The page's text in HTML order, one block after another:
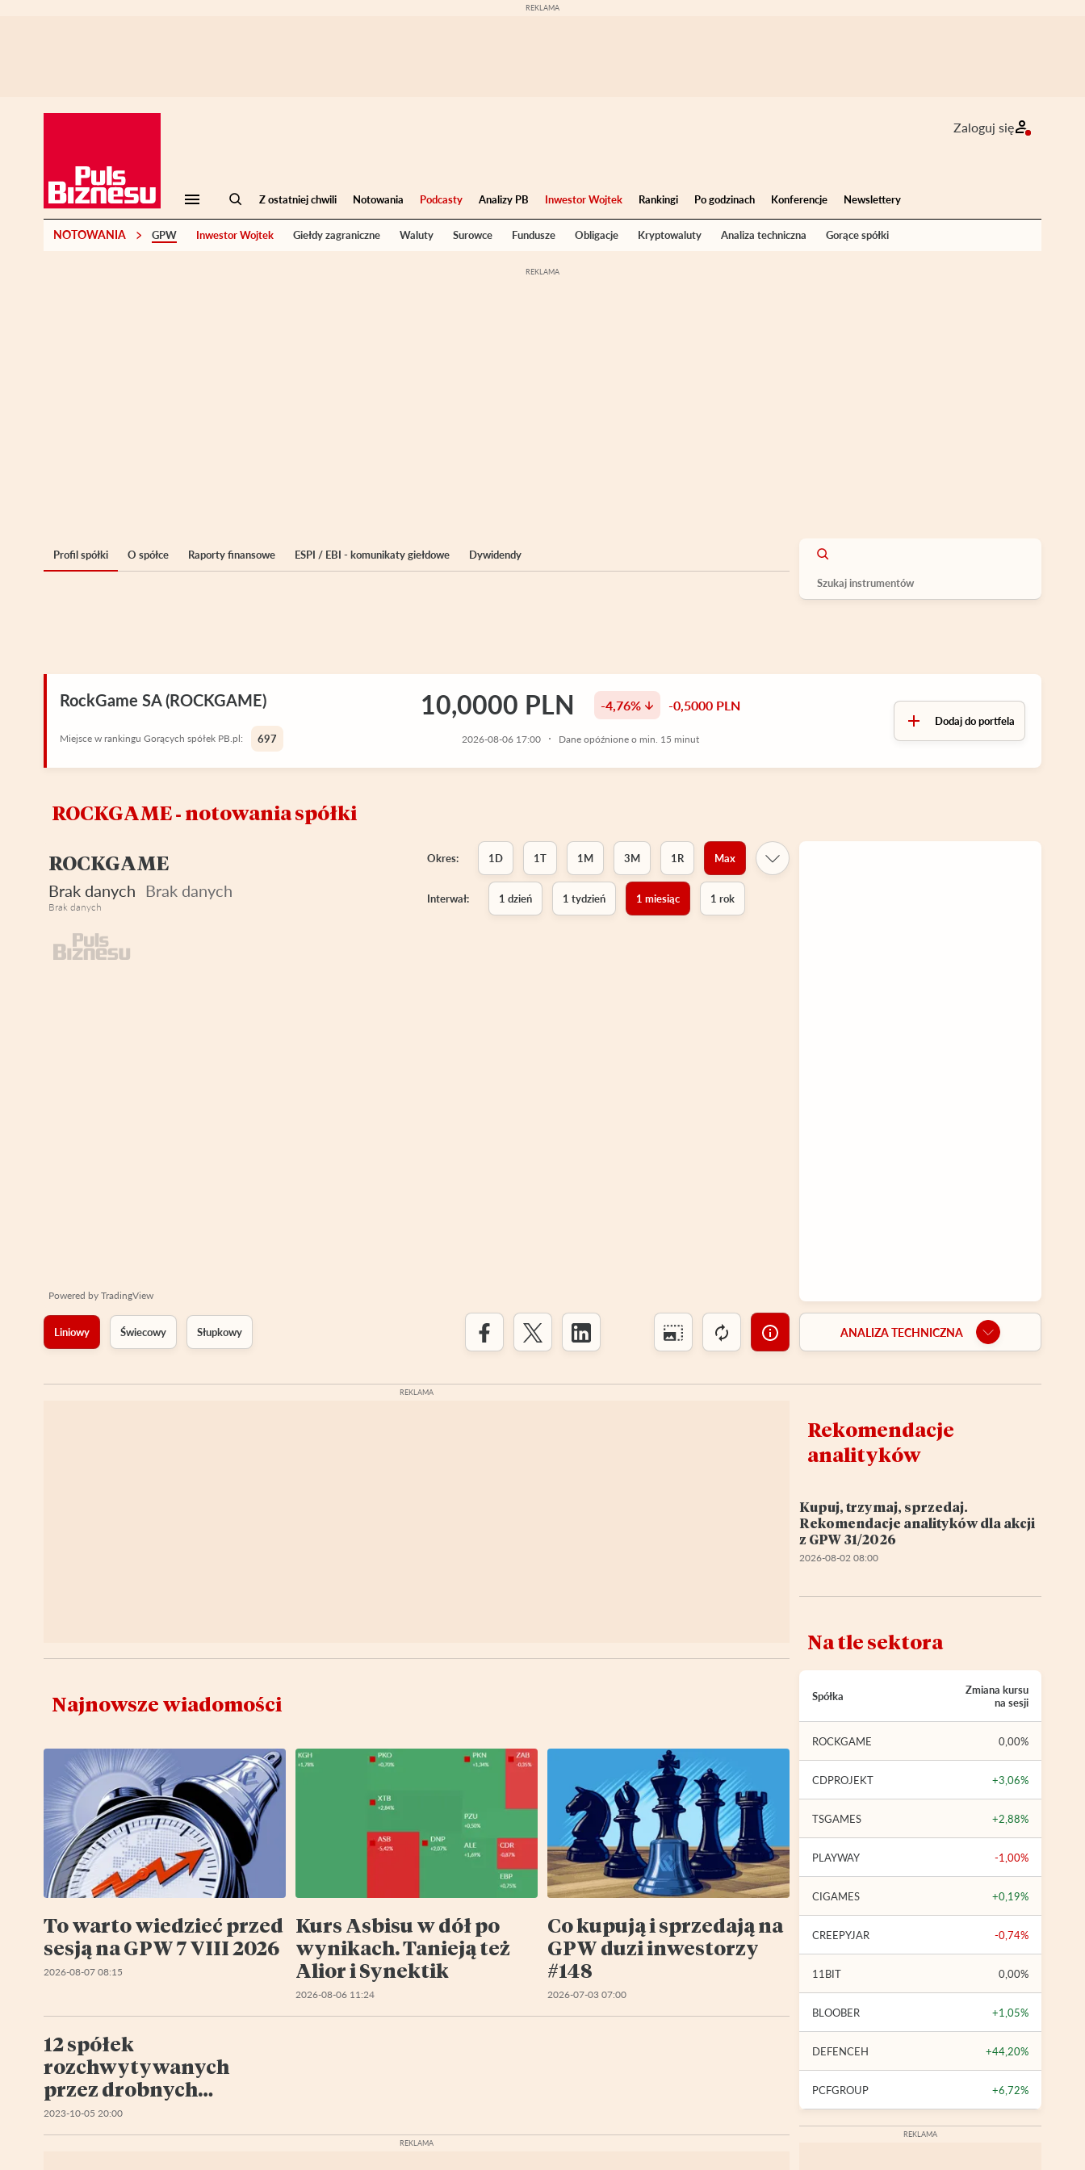
Zaloguj się
Z ostatniej chwili Notowania Podcasty Analizy PB Inwestor Wojtek Rankingi Po godzinach Konferencje Newslettery
NOTOWANIA GPW Inwestor Wojtek Giełdy zagraniczne Waluty Surowce Fundusze Obligacje Kryptowaluty Analiza techniczna Gorące spółki
Profil spółki O spółce Raporty finansowe ESPI / EBI - komunikaty giełdowe Dywidendy
RockGame SA (ROCKGAME) 10,0000 PLN -4,76% -0,5000 PLN
2026-08-06 17:00 Dane opóźnione o min. 15 minut
Dodaj do portfela
Miejsce w rankingu Gorących spółek PB.pl: 697
ROCKGAME ‑ notowania spółki
ROCKGAME
Brak danych Brak danych
Brak danych
Okres: 1D 1T 1M 3M 1R Max
Interwał: 1 dzień 1 tydzień 1 miesiąc 1 rok
Powered by TradingView
Liniowy Świecowy Słupkowy ANALIZA TECHNICZNA
Najnowsze wiadomości
To warto wiedzieć przed
sesją na GPW 7 VIII 2026
2026-08-07 08:15
Kurs Asbisu w dół po
wynikach. Tanieją też
Alior i Synektik
2026-08-06 11:24
Co kupują i sprzedają na
GPW duzi inwestorzy
#148
2026-07-03 07:00
12 spółek
rozchwytywanych
przez drobnych
inwestorów IX 2023
2023-10-05 20:00
Rekomendacje
analityków
Kupuj, trzymaj, sprzedaj.
Rekomendacje analityków dla akcji
z GPW 31/2026
2026-08-02 08:00
Na tle sektora
Spółka
Zmiana kursu
na sesji
ROCKGAME 0,00%
CDPROJEKT +3,06%
TSGAMES +2,88%
PLAYWAY -1,00%
CIGAMES +0,19%
CREEPYJAR -0,74%
11BIT 0,00%
BLOOBER +1,05%
DEFENCEH +44,20%
PCFGROUP +6,72%